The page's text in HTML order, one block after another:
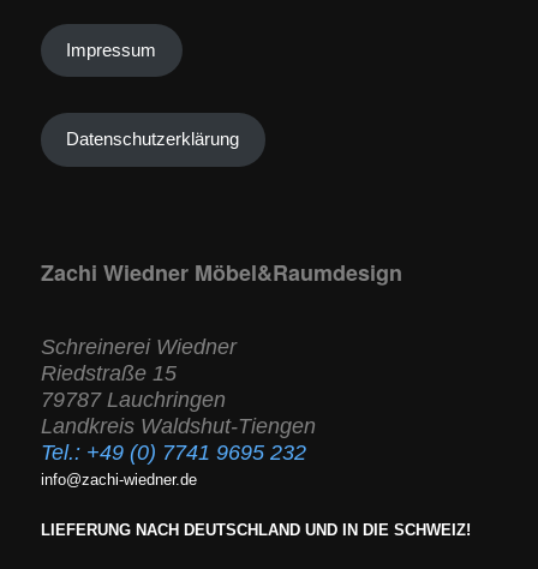
Impressum
Datenschutzerklärung
Zachi Wiedner Möbel&Raumdesign
Schreinerei Wiedner
Riedstraße 15
79787 Lauchringen
Landkreis Waldshut-Tiengen
Tel.: +49 (0) 7741 9695 232
info@zachi-wiedner.de
LIEFERUNG NACH DEUTSCHLAND UND IN DIE SCHWEIZ!